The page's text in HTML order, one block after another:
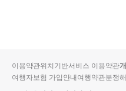
입니
다.
순
상
이용약관위치기반서비스 이용약관
여행자보험 가입안내여행약관분쟁